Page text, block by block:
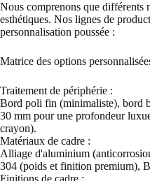
Nous comprenons que différents
esthétiques. Nos lignes de
personnalisation poussée :
Matrice des options
Traitement de périphérie :
Bord poli fin (minimaliste), bord
30 mm pour une profondeur
crayon).
Matériaux de cadre :
Alliage d'aluminium
304 (poids et finition premium),